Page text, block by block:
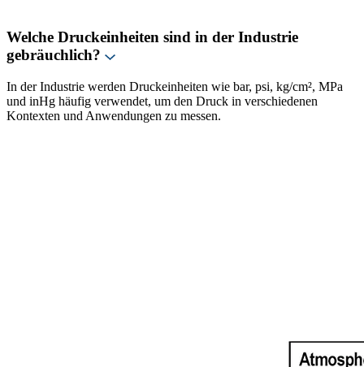
Welche Druckeinheiten sind in der Industrie
gebräuchlich?
In der Industrie werden Druckeinheiten wie bar, psi, kg/cm², MPa
und inHg häufig verwendet, um den Druck in verschiedenen
Kontexten und Anwendungen zu messen.